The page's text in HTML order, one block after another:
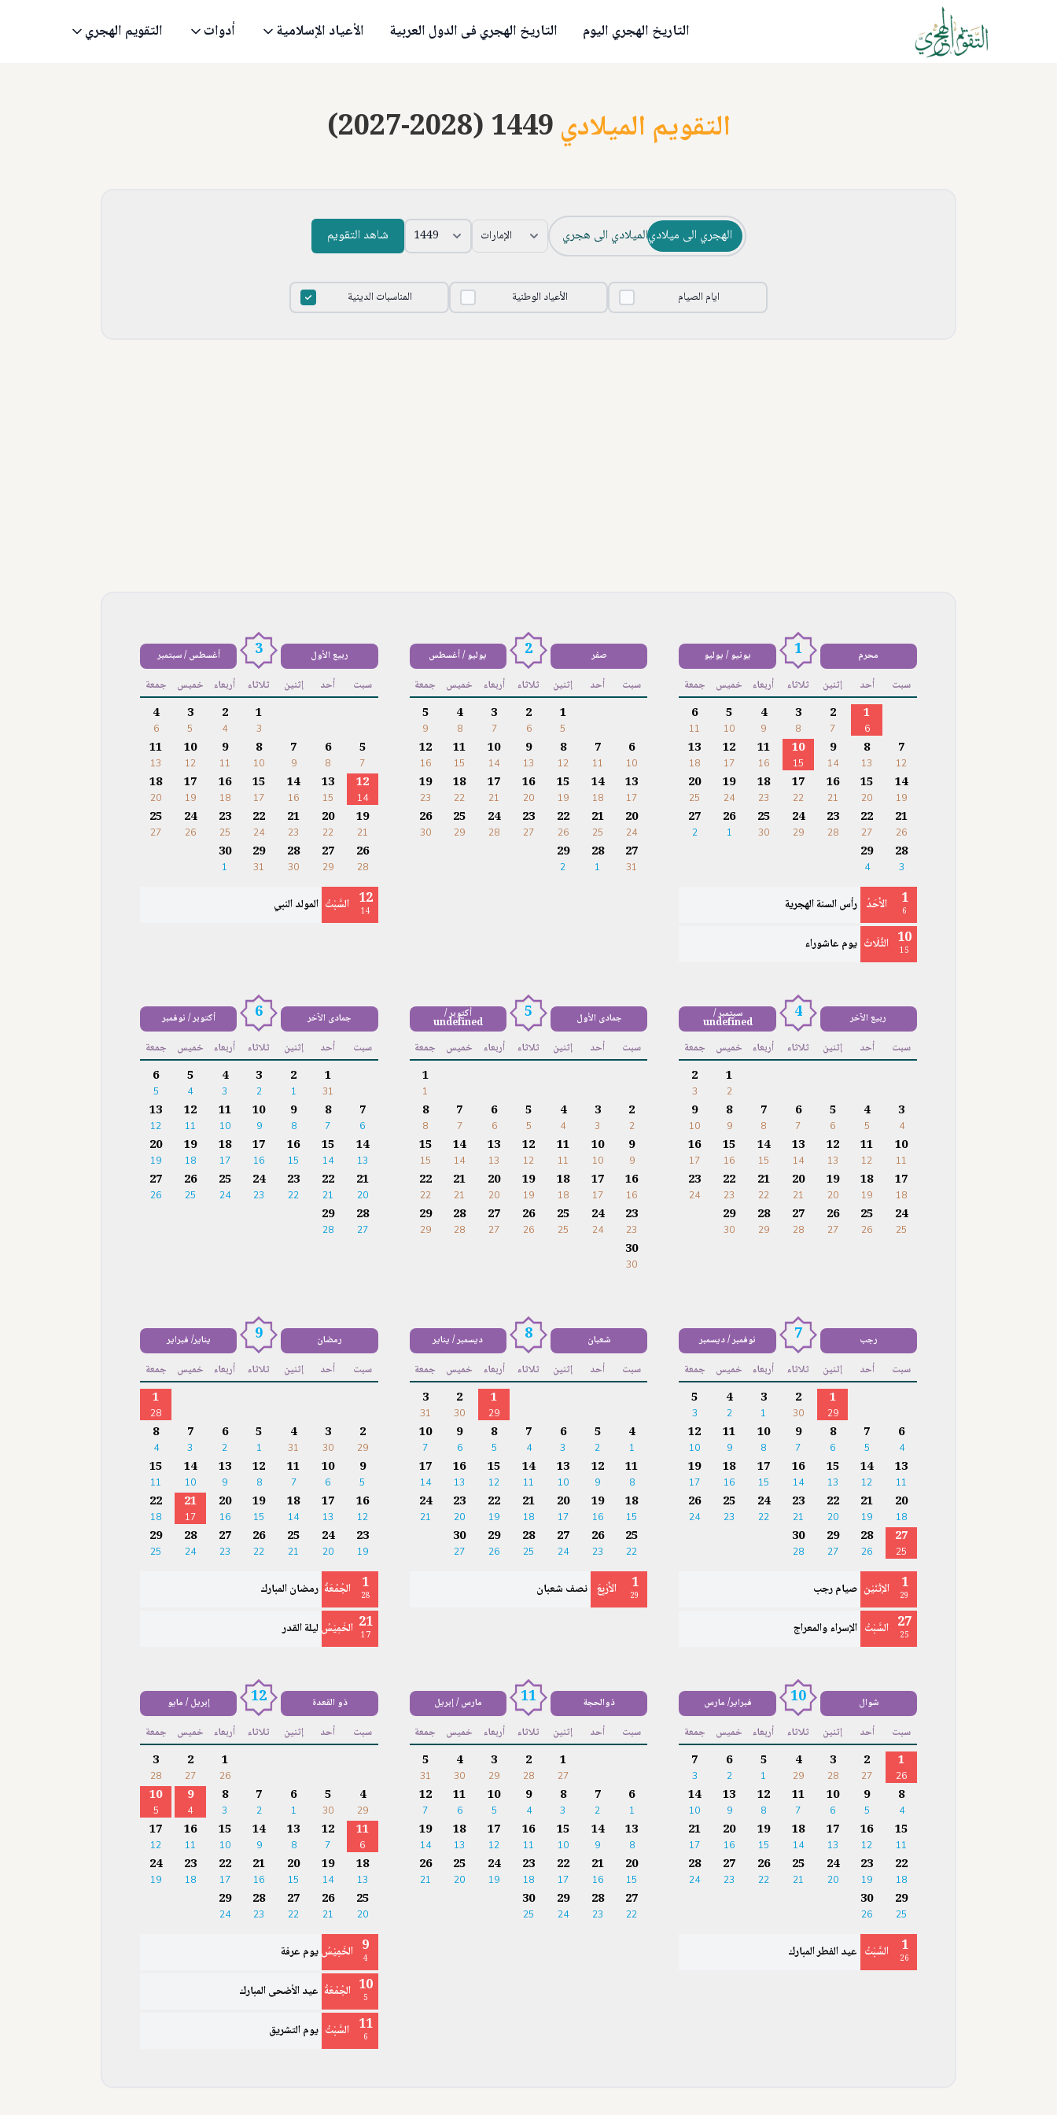
التاريخ الهجري اليوم التاريخ الهجري فى الدول العربية الأعياد الإسلامية أدوات التقويم الهجري
(2027-2028) 1449التقويم الميلادي
شاهد التقويم الميلادي الى هجريالهجري الى ميلادي
المناسبات الدينية الأعياد الوطنية ايام الصيام
محرم 1 يونيو / يوليو
سبت أحد إثنين ثلاثاء أربعاء خميس جمعة
1
6
2
7
3
8
4
9
5
10
6
11
7
12
8
13
9
14
10
15
11
16
12
17
13
18
14
19
15
20
16
21
17
22
18
23
19
24
20
25
21
26
22
27
23
28
24
29
25
30
26
1
27
2
28
3
29
4
1
6 الأَحَدُ رأس السنة الهجرية
10
15 الثُّلَاثَ يوم عاشوراء
صفر 2 يوليو / أغسطس
سبت أحد إثنين ثلاثاء أربعاء خميس جمعة
1
5
2
6
3
7
4
8
5
9
6
10
7
11
8
12
9
13
10
14
11
15
12
16
13
17
14
18
15
19
16
20
17
21
18
22
19
23
20
24
21
25
22
26
23
27
24
28
25
29
26
30
27
31
28
1
29
2
ربيع الأول 3 أغسطس / سبتمبر
سبت أحد إثنين ثلاثاء أربعاء خميس جمعة
1
3
2
4
3
5
4
6
5
7
6
8
7
9
8
10
9
11
10
12
11
13
12
14
13
15
14
16
15
17
16
18
17
19
18
20
19
21
20
22
21
23
22
24
23
25
24
26
25
27
26
28
27
29
28
30
29
31
30
1
12
14 السَّبْتُ المولد النبي
ربيع الآخر 4 سبتمبر /
undefined
سبت أحد إثنين ثلاثاء أربعاء خميس جمعة
1
2
2
3
3
4
4
5
5
6
6
7
7
8
8
9
9
10
10
11
11
12
12
13
13
14
14
15
15
16
16
17
17
18
18
19
19
20
20
21
21
22
22
23
23
24
24
25
25
26
26
27
27
28
28
29
29
30
جمادى الأول 5 أكتوبر /
undefined
سبت أحد إثنين ثلاثاء أربعاء خميس جمعة
1
1
2
2
3
3
4
4
5
5
6
6
7
7
8
8
9
9
10
10
11
11
12
12
13
13
14
14
15
15
16
16
17
17
18
18
19
19
20
20
21
21
22
22
23
23
24
24
25
25
26
26
27
27
28
28
29
29
30
30
جمادى الآخر 6 أكتوبر / نوفمبر
سبت أحد إثنين ثلاثاء أربعاء خميس جمعة
1
31
2
1
3
2
4
3
5
4
6
5
7
6
8
7
9
8
10
9
11
10
12
11
13
12
14
13
15
14
16
15
17
16
18
17
19
18
20
19
21
20
22
21
23
22
24
23
25
24
26
25
27
26
28
27
29
28
رجب 7 نوفمبر / ديسمبر
سبت أحد إثنين ثلاثاء أربعاء خميس جمعة
1
29
2
30
3
1
4
2
5
3
6
4
7
5
8
6
9
7
10
8
11
9
12
10
13
11
14
12
15
13
16
14
17
15
18
16
19
17
20
18
21
19
22
20
23
21
24
22
25
23
26
24
27
25
28
26
29
27
30
28
1
29 الإثْنَيْن صيام رجب
27
25 السَّبْتُ الإسراء والمعراج
شعبان 8 ديسمبر / يناير
سبت أحد إثنين ثلاثاء أربعاء خميس جمعة
1
29
2
30
3
31
4
1
5
2
6
3
7
4
8
5
9
6
10
7
11
8
12
9
13
10
14
11
15
12
16
13
17
14
18
15
19
16
20
17
21
18
22
19
23
20
24
21
25
22
26
23
27
24
28
25
29
26
30
27
1
29 الأَرْبِعَ نصف شعبان
رمضان 9 يناير/ فبراير
سبت أحد إثنين ثلاثاء أربعاء خميس جمعة
1
28
2
29
3
30
4
31
5
1
6
2
7
3
8
4
9
5
10
6
11
7
12
8
13
9
14
10
15
11
16
12
17
13
18
14
19
15
20
16
21
17
22
18
23
19
24
20
25
21
26
22
27
23
28
24
29
25
1
28 الجُمُعَةُ رمضان المبارك
21
17 الخَمِيْسُ ليلة القدر
شوال 10 فبراير/ مارس
سبت أحد إثنين ثلاثاء أربعاء خميس جمعة
1
26
2
27
3
28
4
29
5
1
6
2
7
3
8
4
9
5
10
6
11
7
12
8
13
9
14
10
15
11
16
12
17
13
18
14
19
15
20
16
21
17
22
18
23
19
24
20
25
21
26
22
27
23
28
24
29
25
30
26
1
26 السَّبْتُ عيد الفطر المبارك
ذوالحجة 11 مارس / إبريل
سبت أحد إثنين ثلاثاء أربعاء خميس جمعة
1
27
2
28
3
29
4
30
5
31
6
1
7
2
8
3
9
4
10
5
11
6
12
7
13
8
14
9
15
10
16
11
17
12
18
13
19
14
20
15
21
16
22
17
23
18
24
19
25
20
26
21
27
22
28
23
29
24
30
25
ذو القعدة 12 إبريل / مايو
سبت أحد إثنين ثلاثاء أربعاء خميس جمعة
1
26
2
27
3
28
4
29
5
30
6
1
7
2
8
3
9
4
10
5
11
6
12
7
13
8
14
9
15
10
16
11
17
12
18
13
19
14
20
15
21
16
22
17
23
18
24
19
25
20
26
21
27
22
28
23
29
24
9
4 الخَمِيْسُيوم عرفة
10
5 الجُمُعَةُ عيد الأضحى المبارك
11
6 السَّبْتُ يوم التشريق